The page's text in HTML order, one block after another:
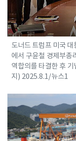
도너드 트럼프 미국
에서 구윤철 경제부총
역합의를 타결한 후
지) 2025.8.1/뉴스1